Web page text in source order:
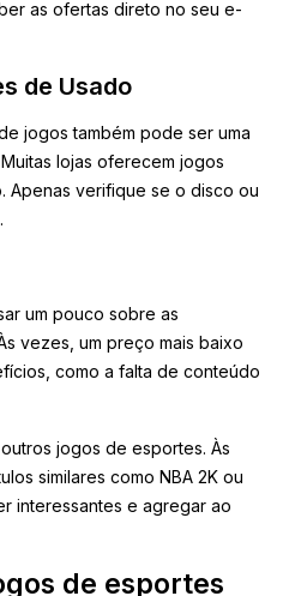
as ofertas direto no seu e-
de Usado
jogos também pode ser uma
lojas oferecem jogos
Apenas verifique se o disco ou
um pouco sobre as
vezes, um preço mais baixo
como a falta de conteúdo
jogos de esportes. Às
similares como NBA 2K ou
interessantes e agregar ao
de esportes